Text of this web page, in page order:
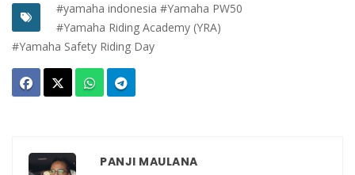
#yamaha indonesia #Yamaha PW50
#Yamaha Riding Academy (YRA)
#Yamaha Safety Riding Day
PANJI MAULANA